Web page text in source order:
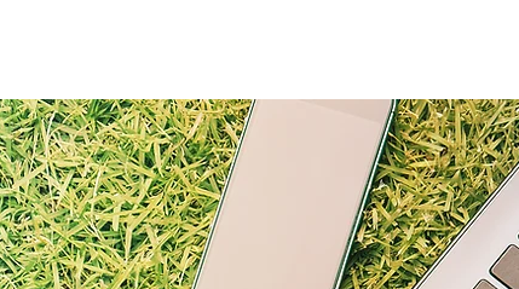
プライベートの両立をするた